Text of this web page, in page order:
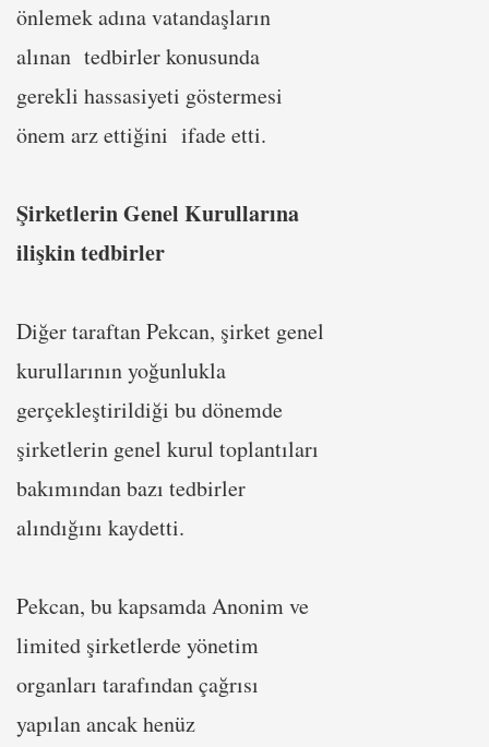
önlemek adına vatandaşların
alınan tedbirler konusunda
gerekli hassasiyeti göstermesi
önem arz ettiğini ifade etti.
Şirketlerin Genel Kurullarına
ilişkin tedbirler
Diğer taraftan Pekcan, şirket genel
kurullarının yoğunlukla
gerçekleştirildiği bu dönemde
şirketlerin genel kurul toplantıları
bakımından bazı tedbirler
alındığını kaydetti.
Pekcan, bu kapsamda Anonim ve
limited şirketlerde yönetim
organları tarafından çağrısı
yapılan ancak henüz